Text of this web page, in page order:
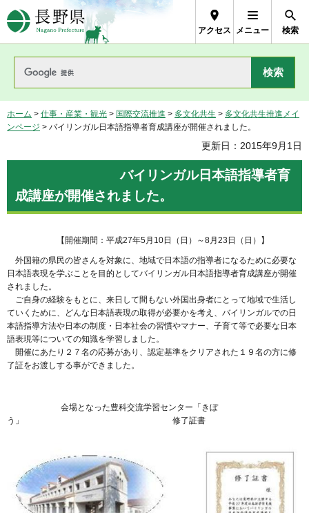
長野県Nagano Prefecture
アクセス メニュー 検索
ホーム > 仕事・産業・観光 > 国際交流推進 > 多文化共生 > 多文化共生推進メイ
ンページ > バイリンガル日本語指導者育成講座が開催されました。
更新日：2015年9月1日
バイリンガル日本語指導者育
成講座が開催されました。
【開催期間：平成27年5月10日（日）～8月23日（日）】
外国籍の県民の皆さんを対象に、地域で日本語の指導者になるために必要な
日本語表現を学ぶことを目的としてバイリンガル日本語指導者育成講座が開催
されました。
ご自身の経験をもとに、来日して間もない外国出身者にとって地域で生活し
ていくために、どんな日本語表現の取得が必要かを考え、バイリンガルでの日
本語指導方法や日本の制度・日本社会の習慣やマナー、子育て等で必要な日本
語表現等についての知識を学習しました。
開催にあたり２７名の応募があり、認定基準をクリアされた１９名の方に修
了証をお渡しする事ができました。
会場となった豊科交流学習センター「きぼ
う」 修了証書